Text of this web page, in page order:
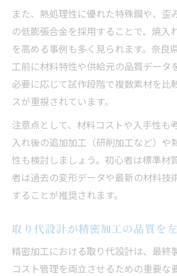
また、熱処理性に優れた特殊鋼や、歪
の低膨張合金を採用することで、焼入
を高める事例も多く見られます。奈良
工前に材料特性や供給元の品質データ
必要に応じて試作段階で複数素材を比
スが重視されています。
注意点として、材料コストや入手性も
入れ後の追加加工（研削加工など）や
性も検討しましょう。初心者は標準材
者は過去の変形データや最新の材料技
することが推奨されます。
取り代設計が精密加工の品質を
精密加工における取り代設計は、最終
コスト管理を両立させるための重要な